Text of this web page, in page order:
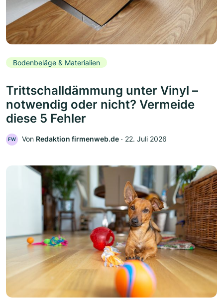
Bodenbeläge & Materialien
Trittschalldämmung unter Vinyl –
notwendig oder nicht? Vermeide
diese 5 Fehler
FW Von Redaktion firmenweb.de ‧ 22. Juli 2026